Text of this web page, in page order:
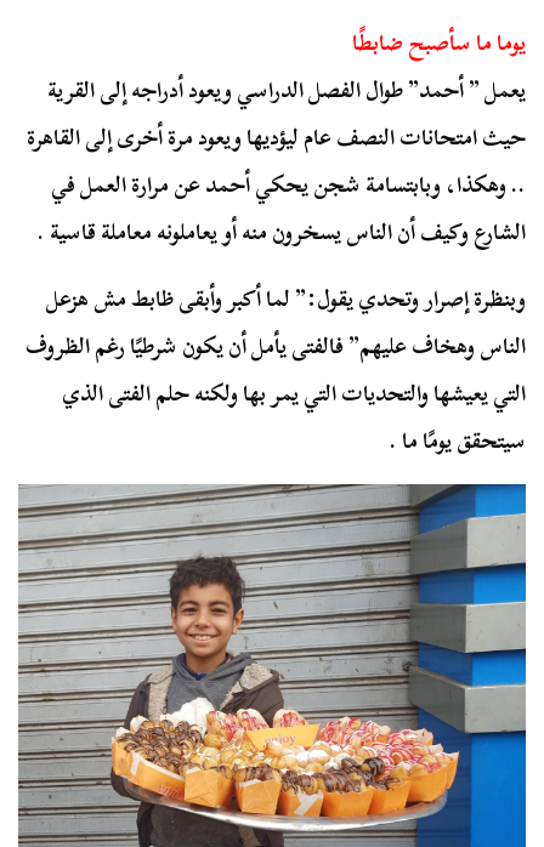
يوما ما سأصبح ضابطًا
يعمل ” أحمد” طوال الفصل الدراسي ويعود أدراجه إلى القرية
حيث امتحانات النصف عام ليؤديها ويعود مرة أخرى إلى القاهرة
.. وهكذا، وبابتسامة شجن يحكي أحمد عن مرارة العمل في
الشارع وكيف أن الناس يسخرون منه أو يعاملونه معاملة قاسية .
وبنظرة إصرار وتحدي يقول:” لما أكبر وأبقى ظابط مش هزعل
الناس وهخاف عليهم” فالفتى يأمل أن يكون شرطيًا رغم الظروف
التي يعيشها والتحديات التي يمر بها ولكنه حلم الفتى الذي
سيتحقق يومًا ما .